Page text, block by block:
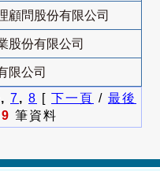
顧問股份有限公司
股份有限公司
限公司
7, 8 [ 下一頁 / 最後
筆資料